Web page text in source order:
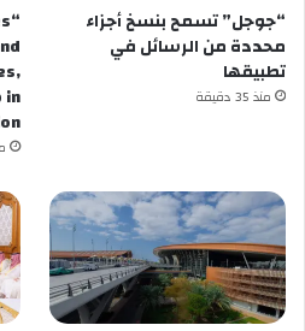
“جوجل” تسمح بنسخ أجزاء
محددة من الرسائل في
تطبيقها
منذ 35 دقيقة
in